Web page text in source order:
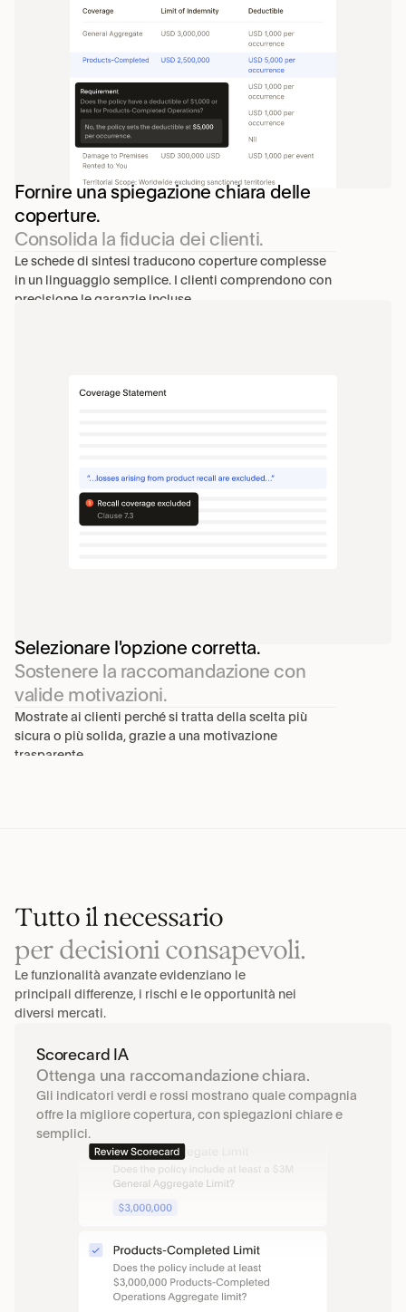
Fornire una spiegazione chiara delle
coperture.
Consolida la fiducia dei clienti.
Le schede di sintesi traducono coperture complesse
in un linguaggio semplice. I clienti comprendono con
precisione le garanzie incluse.
Selezionare l'opzione corretta.
Sostenere la raccomandazione con
valide motivazioni.
Mostrate ai clienti perché si tratta della scelta più
sicura o più solida, grazie a una motivazione
trasparente.
Scorecard IA
Ottenga una raccomandazione chiara.
Gli indicatori verdi e rossi mostrano quale compagnia
offre la migliore copertura, con spiegazioni chiare e
semplici.
Tutto il necessario
per decisioni consapevoli.
Le funzionalità avanzate evidenziano le
principali differenze, i rischi e le opportunità nei
diversi mercati.